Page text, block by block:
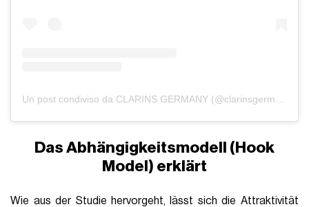
Das Abhängigkeitsmodell (Hook
Model) erklärt
Wie aus der Studie hervorgeht, lässt sich die Attraktivität